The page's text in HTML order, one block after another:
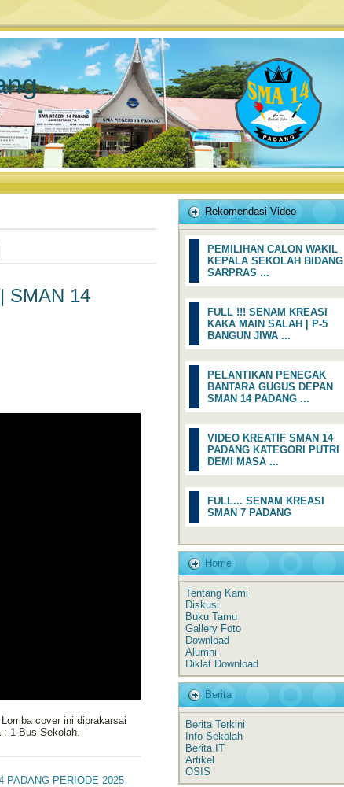
SMAN 14
cover ini diprakarsai
1 Bus Sekolah.
PADANG PERIODE 2025-
Rekomendasi Video
PEMILIHAN CALON WAKIL
KEPALA SEKOLAH BIDANG
SARPRAS ...
FULL !!! SENAM KREASI
KAKA MAIN SALAH | P-5
BANGUN JIWA ...
PELANTIKAN PENEGAK
BANTARA GUGUS DEPAN
SMAN 14 PADANG ...
VIDEO KREATIF SMAN 14
PADANG KATEGORI PUTRI
DEMI MASA ...
FULL... SENAM KREASI
SMAN 7 PADANG
Home
Tentang Kami
Diskusi
Buku Tamu
Gallery Foto
Download
Alumni
Diklat Download
Berita
Berita Terkini
Info Sekolah
Berita IT
Artikel
OSIS